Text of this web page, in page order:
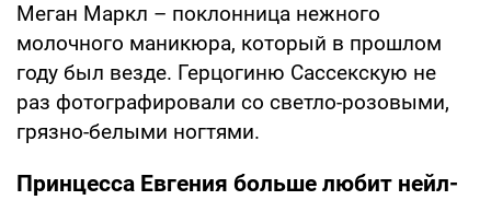
Меган Маркл – поклонница нежного
молочного маникюра, который в прошлом
году был везде. Герцогиню Сассекскую не
раз фотографировали со светло-розовыми,
грязно-белыми ногтями.
Принцесса Евгения больше любит нейл-